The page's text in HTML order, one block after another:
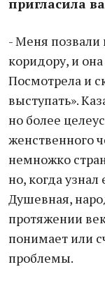
пригласила
- Меня позвали
коридору, и
Посмотрела и
выступать».
но более
женственного
немножко
но, когда узнал
Душевная,
протяжении
понимает или
проблемы.